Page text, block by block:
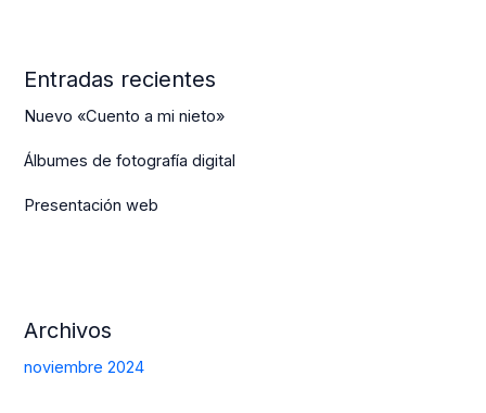
Entradas recientes
Nuevo «Cuento a mi nieto»
Álbumes de fotografía digital
Presentación web
Archivos
noviembre 2024